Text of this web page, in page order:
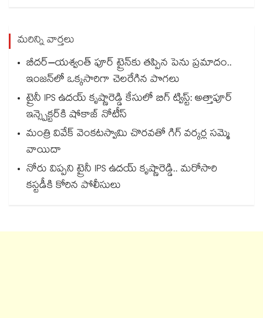
మరిన్ని వార్తలు
బీదర్–యశ్వంత్ పూర్ ట్రైన్‎కు తప్పిన పెను ప్రమాదం..
ఇంజన్‎లో ఒక్కసారిగా చెలరేగిన పొగలు
ట్రైనీ IPS ఉదయ్ కృష్ణారెడ్డి కేసులో బిగ్ ట్విస్ట్: అత్తాపూర్
ఇన్స్పెక్టర్‎కి షోకాజ్ నోటీస్
మంత్రి వివేక్ వెంకటస్వామి చొరవతో గిగ్ వర్కర్ల సమ్మె
వాయిదా
నోరు విప్పని ట్రైనీ IPS ఉదయ్ కృష్ణారెడ్డి.. మరోసారి
కస్టడీకి కోరిన పోలీసులు